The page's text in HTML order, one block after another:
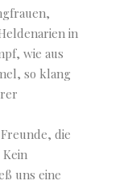
in
wie aus
so klang
die
uns eine